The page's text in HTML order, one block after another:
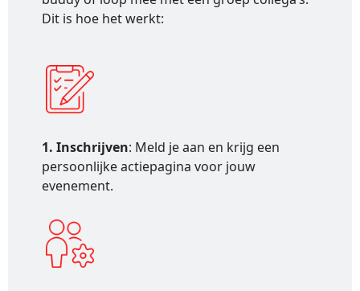
Dit is hoe het werkt:
1. Inschrijven: Meld je aan en krijg een
persoonlijke actiepagina voor jouw
evenement.